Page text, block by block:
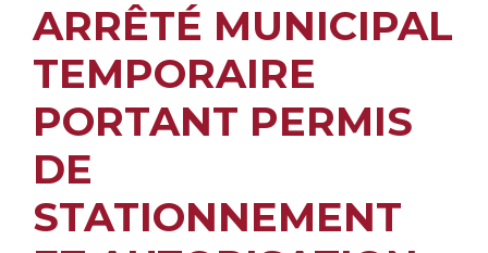
ARRÊTÉ MUNICIPAL
TEMPORAIRE
PORTANT PERMIS
DE
STATIONNEMENT